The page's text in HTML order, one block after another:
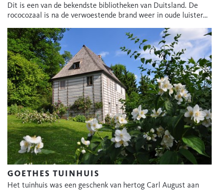
Dit is een van de bekendste bibliotheken van Duitsland. De
rococozaal is na de verwoestende brand weer in oude luister…
GOETHES TUINHUIS
Het tuinhuis was een geschenk van hertog Carl August aan